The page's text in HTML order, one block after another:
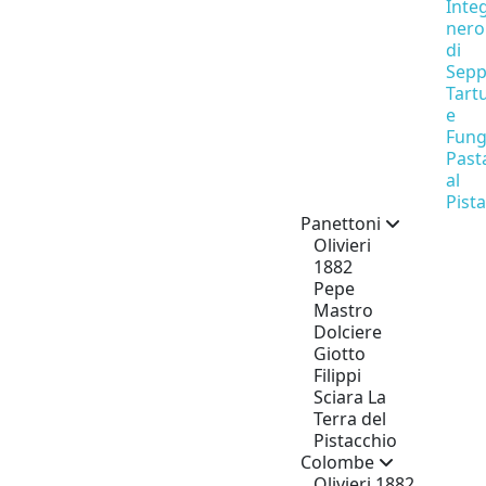
nero
di
e
al
Panettoni
Olivieri
1882
Pepe
Mastro
Dolciere
Giotto
Filippi
Sciara La
Terra del
Pistacchio
Colombe